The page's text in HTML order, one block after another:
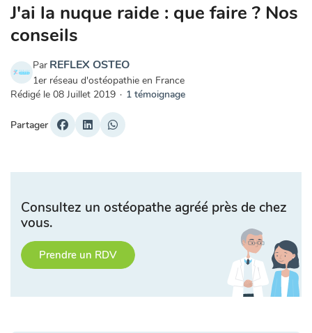
J'ai la nuque raide : que faire ? Nos
conseils
Par REFLEX OSTEO
1er réseau d'ostéopathie en France
Rédigé le 08 Juillet 2019 · 1 témoignage
Partager
Consultez un ostéopathe agréé près de chez
vous.
Prendre un RDV